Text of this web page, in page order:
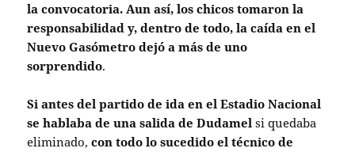
la convocatoria. Aun así, los chicos tomaron la
responsabilidad y, dentro de todo, la caída en el
Nuevo Gasómetro dejó a más de uno
sorprendido.
Si antes del partido de ida en el Estadio Nacional
se hablaba de una salida de Dudamelsi quedaba
eliminado,con todo lo sucedido el técnico de